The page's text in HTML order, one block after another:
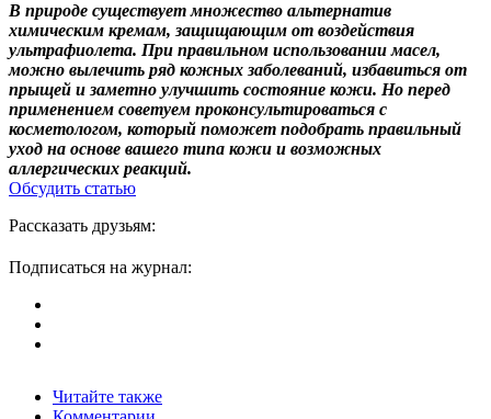
В природе существует множество альтернатив
химическим кремам, защищающим от воздействия
ультрафиолета. При правильном использовании масел,
можно вылечить ряд кожных заболеваний, избавиться от
прыщей и заметно улучшить состояние кожи. Но перед
применением советуем проконсультироваться с
косметологом, который поможет подобрать правильный
уход на основе вашего типа кожи и возможных
аллергических реакций.
Обсудить статью
Рассказать друзьям:
Подписаться на журнал:
Читайте также